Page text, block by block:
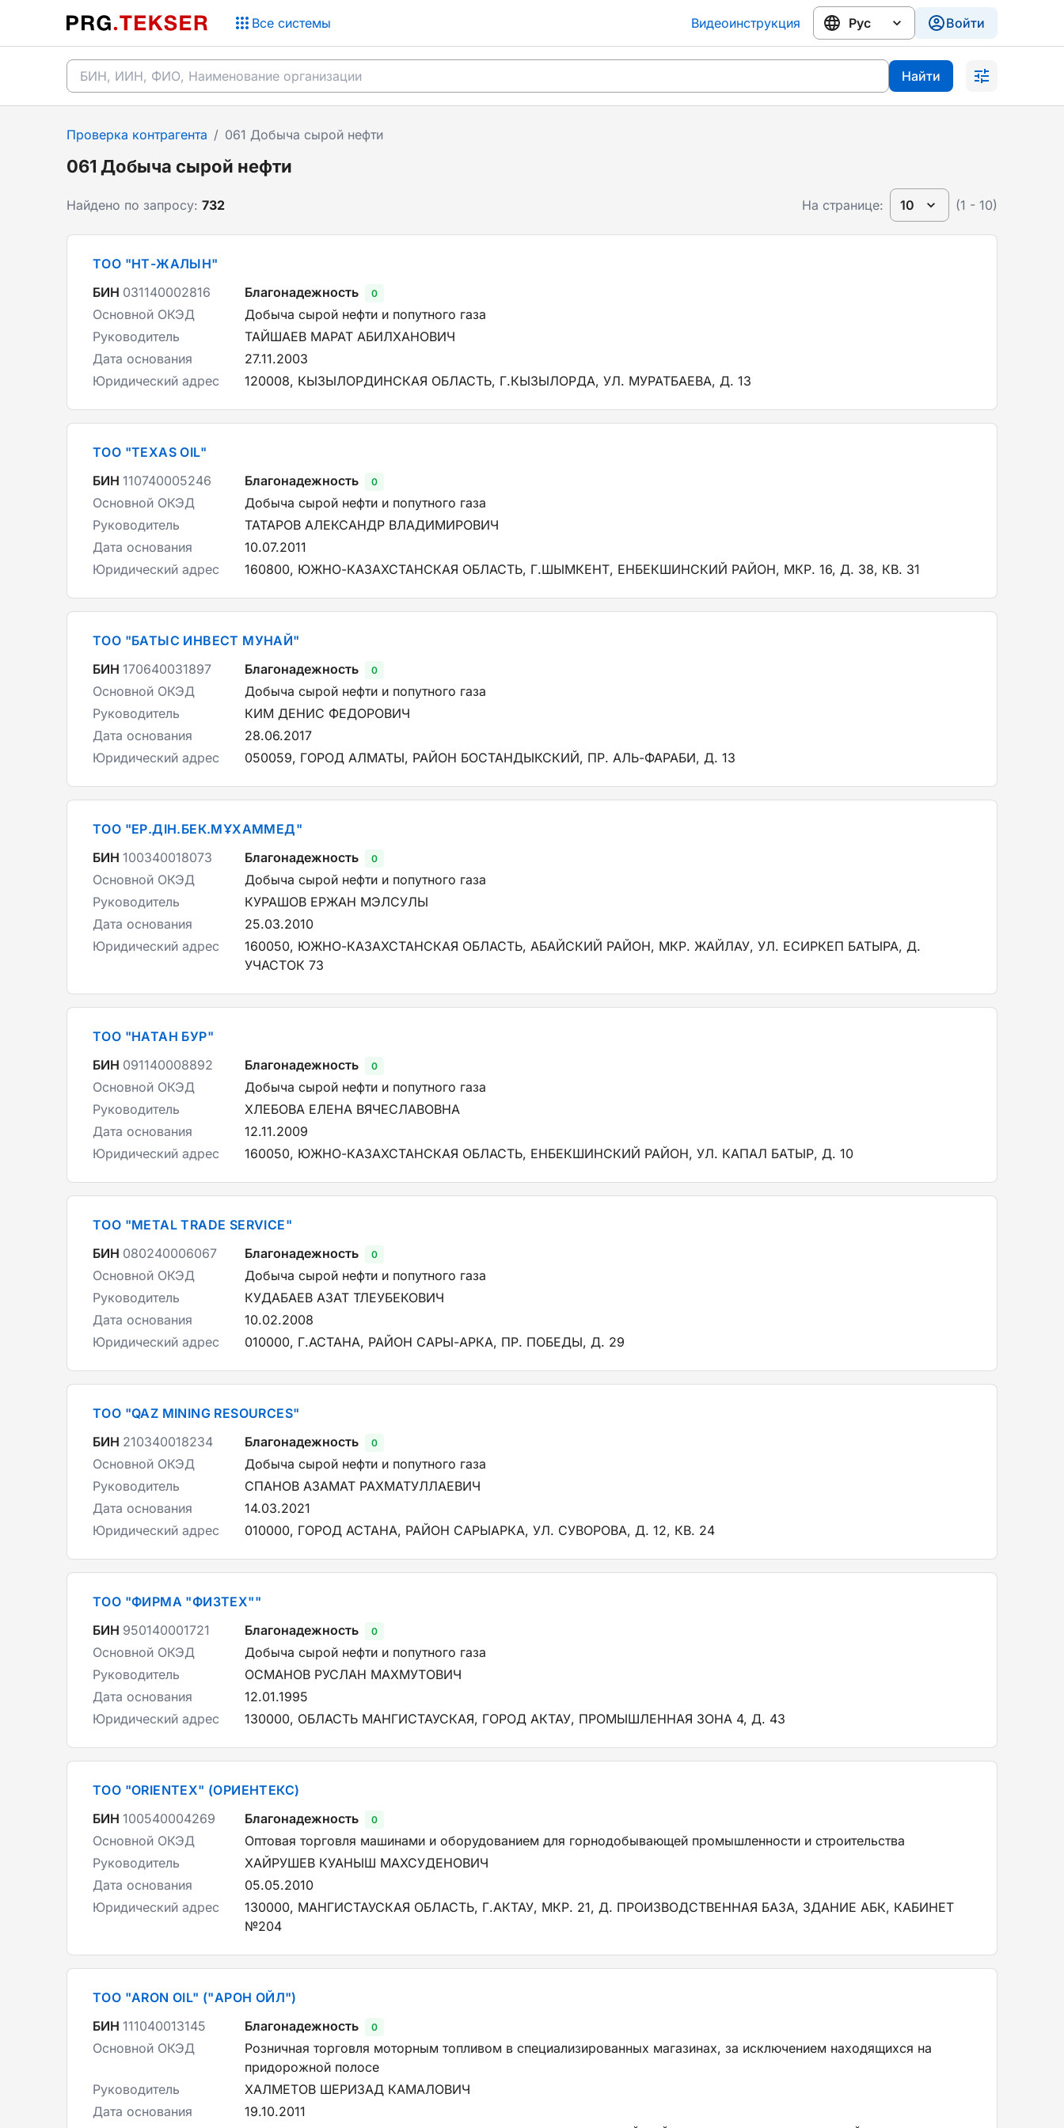
Все системы Видеоинструкция Войти
Найти
Проверка контрагента / 061 Добыча сырой нефти
061 Добыча сырой нефти
Найдено по запросу: 732 На странице: 10 (1 - 10)
ТОО "НТ-ЖАЛЫН"
БИН 031140002816 Благонадежность 0
Основной ОКЭД
Добыча сырой нефти и попутного газа
Руководитель
ТАЙШАЕВ МАРАТ АБИЛХАНОВИЧ
Дата основания
27.11.2003
Юридический адрес
120008, КЫЗЫЛОРДИНСКАЯ ОБЛАСТЬ, Г.КЫЗЫЛОРДА, УЛ. МУРАТБАЕВА, Д. 13
ТОО "TEXAS OIL"
БИН 110740005246 Благонадежность 0
Основной ОКЭД
Добыча сырой нефти и попутного газа
Руководитель
ТАТАРОВ АЛЕКСАНДР ВЛАДИМИРОВИЧ
Дата основания
10.07.2011
Юридический адрес
160800, ЮЖНО-КАЗАХСТАНСКАЯ ОБЛАСТЬ, Г.ШЫМКЕНТ, ЕНБЕКШИНСКИЙ РАЙОН, МКР. 16, Д. 38, КВ. 31
ТОО "БАТЫС ИНВЕСТ МУНАЙ"
БИН 170640031897 Благонадежность 0
Основной ОКЭД
Добыча сырой нефти и попутного газа
Руководитель
КИМ ДЕНИС ФЕДОРОВИЧ
Дата основания
28.06.2017
Юридический адрес
050059, ГОРОД АЛМАТЫ, РАЙОН БОСТАНДЫКСКИЙ, ПР. АЛЬ-ФАРАБИ, Д. 13
ТОО "ЕР.ДІН.БЕК.МҰХАММЕД"
БИН 100340018073 Благонадежность 0
Основной ОКЭД
Добыча сырой нефти и попутного газа
Руководитель
КУРАШОВ ЕРЖАН МЭЛСУЛЫ
Дата основания
25.03.2010
Юридический адрес
160050, ЮЖНО-КАЗАХСТАНСКАЯ ОБЛАСТЬ, АБАЙСКИЙ РАЙОН, МКР. ЖАЙЛАУ, УЛ. ЕСИРКЕП БАТЫРА, Д.
УЧАСТОК 73
ТОО "НАТАН БУР"
БИН 091140008892 Благонадежность 0
Основной ОКЭД
Добыча сырой нефти и попутного газа
Руководитель
ХЛЕБОВА ЕЛЕНА ВЯЧЕСЛАВОВНА
Дата основания
12.11.2009
Юридический адрес
160050, ЮЖНО-КАЗАХСТАНСКАЯ ОБЛАСТЬ, ЕНБЕКШИНСКИЙ РАЙОН, УЛ. КАПАЛ БАТЫР, Д. 10
ТОО "METAL TRADE SERVICE"
БИН 080240006067 Благонадежность 0
Основной ОКЭД
Добыча сырой нефти и попутного газа
Руководитель
КУДАБАЕВ АЗАТ ТЛЕУБЕКОВИЧ
Дата основания
10.02.2008
Юридический адрес
010000, Г.АСТАНА, РАЙОН САРЫ-АРКА, ПР. ПОБЕДЫ, Д. 29
ТОО "QAZ MINING RESOURCES"
БИН 210340018234 Благонадежность 0
Основной ОКЭД
Добыча сырой нефти и попутного газа
Руководитель
СПАНОВ АЗАМАТ РАХМАТУЛЛАЕВИЧ
Дата основания
14.03.2021
Юридический адрес
010000, ГОРОД АСТАНА, РАЙОН САРЫАРКА, УЛ. СУВОРОВА, Д. 12, КВ. 24
ТОО "ФИРМА "ФИЗТЕХ""
БИН 950140001721 Благонадежность 0
Основной ОКЭД
Добыча сырой нефти и попутного газа
Руководитель
ОСМАНОВ РУСЛАН МАХМУТОВИЧ
Дата основания
12.01.1995
Юридический адрес
130000, ОБЛАСТЬ МАНГИСТАУСКАЯ, ГОРОД АКТАУ, ПРОМЫШЛЕННАЯ ЗОНА 4, Д. 43
ТОО "ORIENTEX" (ОРИЕНТЕКС)
БИН 100540004269 Благонадежность 0
Основной ОКЭД
Оптовая торговля машинами и оборудованием для горнодобывающей промышленности и строительства
Руководитель
ХАЙРУШЕВ КУАНЫШ МАХСУДЕНОВИЧ
Дата основания
05.05.2010
Юридический адрес
130000, МАНГИСТАУСКАЯ ОБЛАСТЬ, Г.АКТАУ, МКР. 21, Д. ПРОИЗВОДСТВЕННАЯ БАЗА, ЗДАНИЕ АБК, КАБИНЕТ
№204
ТОО "ARON OIL" ("АРОН ОЙЛ")
БИН 111040013145 Благонадежность 0
Основной ОКЭД
Розничная торговля моторным топливом в специализированных магазинах, за исключением находящихся на
придорожной полосе
Руководитель
ХАЛМЕТОВ ШЕРИЗАД КАМАЛОВИЧ
Дата основания
19.10.2011